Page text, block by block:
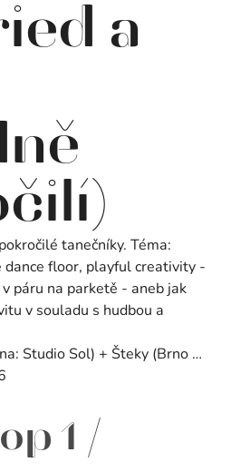
a
tanečníky. Téma:
dance floor, playful creativity -
páru na parketě - aneb jak
v souladu s hudbou a
Studio Sol) + Šteky (Brno …
1 /